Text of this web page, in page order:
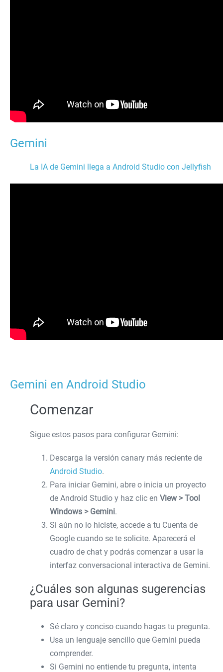
Gemini
La IA de Gemini llega a Android Studio con Jellyfish
Gemini en Android Studio
Comenzar
Sigue estos pasos para configurar Gemini:
Descarga la versión canary más reciente de
Android Studio.
Para iniciar Gemini, abre o inicia un proyecto
de Android Studio y haz clic en View > Tool
Windows > Gemini.
Si aún no lo hiciste, accede a tu Cuenta de
Google cuando se te solicite. Aparecerá el
cuadro de chat y podrás comenzar a usar la
interfaz conversacional interactiva de Gemini.
¿Cuáles son algunas sugerencias
para usar Gemini?
Sé claro y conciso cuando hagas tu pregunta.
Usa un lenguaje sencillo que Gemini pueda
comprender.
Si Gemini no entiende tu pregunta, intenta